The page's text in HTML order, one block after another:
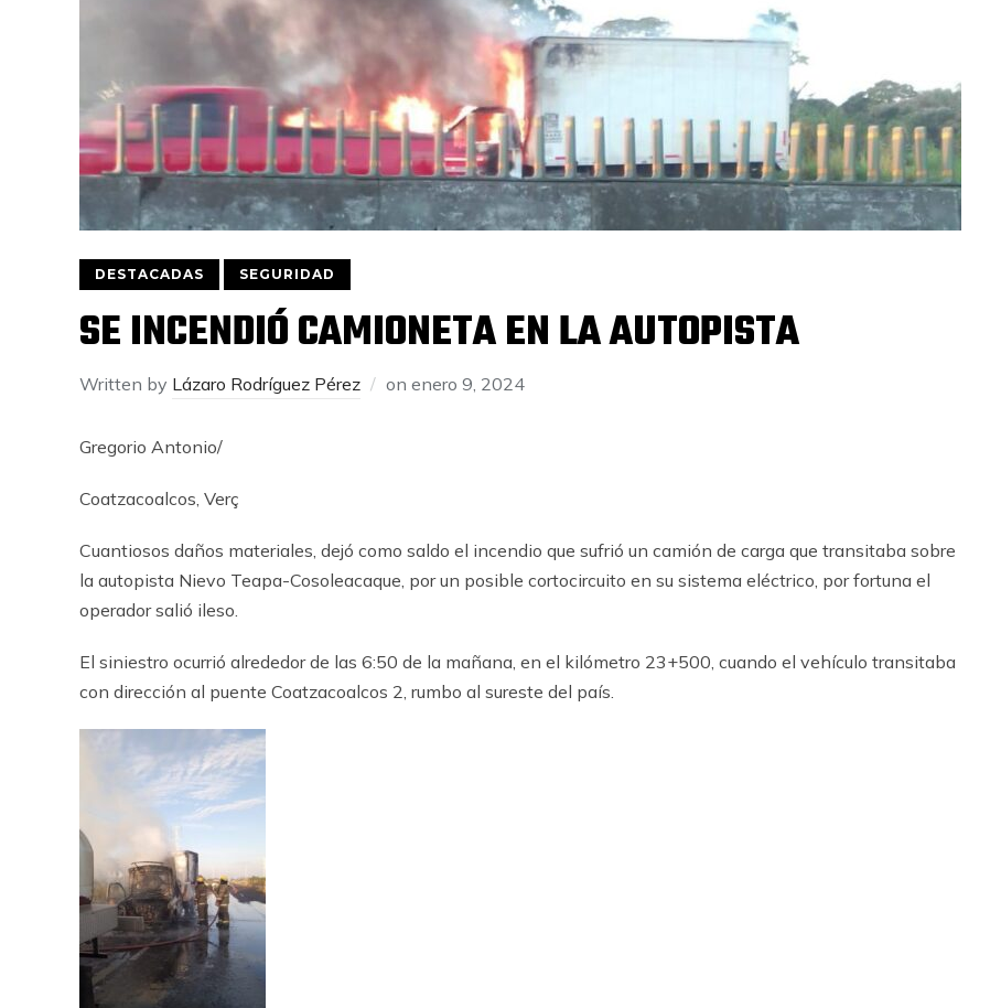
DESTACADAS SEGURIDAD
SE INCENDIÓ CAMIONETA EN LA AUTOPISTA
Written by Lázaro Rodríguez Pérez on enero 9, 2024
Gregorio Antonio/
Coatzacoalcos, Verç
Cuantiosos daños materiales, dejó como saldo el incendio que sufrió un camión de carga que transitaba sobre
la autopista Nievo Teapa-Cosoleacaque, por un posible cortocircuito en su sistema eléctrico, por fortuna el
operador salió ileso.
El siniestro ocurrió alrededor de las 6:50 de la mañana, en el kilómetro 23+500, cuando el vehículo transitaba
con dirección al puente Coatzacoalcos 2, rumbo al sureste del país.